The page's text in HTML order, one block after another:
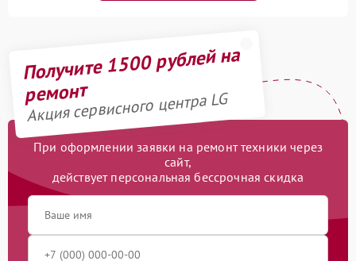
Получите 1500 рублей на
ремонт
Акция сервисного центра LG
При оформлении заявки на ремонт техники через
сайт,
действует персональная бессрочная скидка